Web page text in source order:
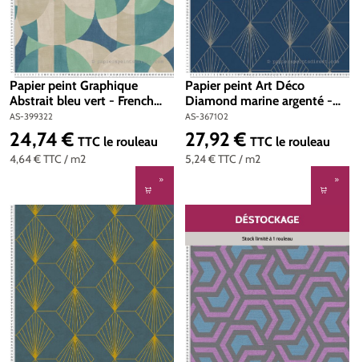
Papier peint Graphique
Abstrait bleu vert - French
Affair d'A.S. Création | Réf.
AS-399322
AS-399322
4,64 €TTC / m2
Prix régulier :
24,74 € TTC le rouleau
Papier peint Art Déco
Diamond marine argenté -
French Affair d'A.S. Création |
Réf. AS-367102
AS-367102
5,24 €TTC / m2
Prix régulier :
27,92 € TTC le rouleau